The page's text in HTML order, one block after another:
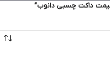
داکت چسبی دانوب”